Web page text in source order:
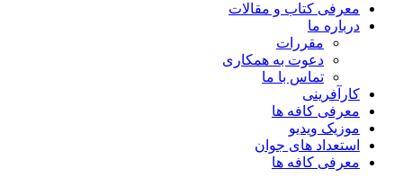
معرفی کتاب و مقالات
درباره ما
مقررات
دعوت به همکاری
تماس با ما
کارآفرینی
معرفی کافه ها
موزیک ویدیو
استعداد های جوان
معرفی کافه ها